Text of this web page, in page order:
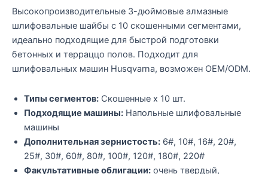
Высокопроизводительные 3-дюймовые алмазные
шлифовальные шайбы с 10 скошенными сегментами,
идеально подходящие для быстрой подготовки
бетонных и терраццо полов. Подходит для
шлифовальных машин Husqvarna, возможен OEM/ODM.
Типы сегментов: Скошенные x 10 шт.
Подходящие машины: Напольные шлифовальные
машины
Дополнительная зернистость: 6#, 10#, 16#, 20#,
25#, 30#, 60#, 80#, 100#, 120#, 180#, 220#
Факультативные облигации: очень твердый,